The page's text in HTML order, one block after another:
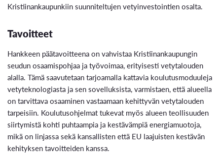
Kristiinankaupunkiin suunniteltujen vetyinvestointien osalta.
Tavoitteet
Hankkeen päätavoitteena on vahvistaa Kristiinankaupungin
seudun osaamispohjaa ja työvoimaa, erityisesti vetytalouden
alalla. Tämä saavutetaan tarjoamalla kattavia koulutusmoduuleja
vetyteknologiasta ja sen sovelluksista, varmistaen, että alueella
on tarvittava osaaminen vastaamaan kehittyvän vetytalouden
tarpeisiin. Koulutusohjelmat tukevat myös alueen teollisuuden
siirtymistä kohti puhtaampia ja kestävämpiä energiamuotoja,
mikä on linjassa sekä kansallisten että EU laajuisten kestävän
kehityksen tavoitteiden kanssa.